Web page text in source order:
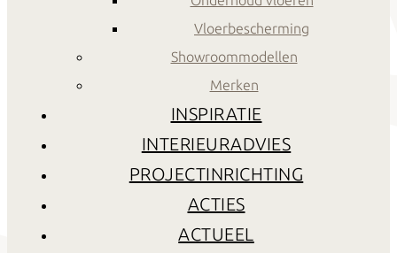
Vloerbescherming
Showroommodellen
Merken
INSPIRATIE
INTERIEURADVIES
PROJECTINRICHTING
ACTIES
ACTUEEL